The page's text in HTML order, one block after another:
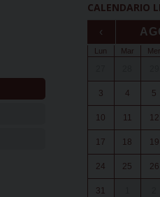
CALENDARIO
‹
Lun Mar Mer
3 4 5
10 11 12
17 18 19
24 25 26
31